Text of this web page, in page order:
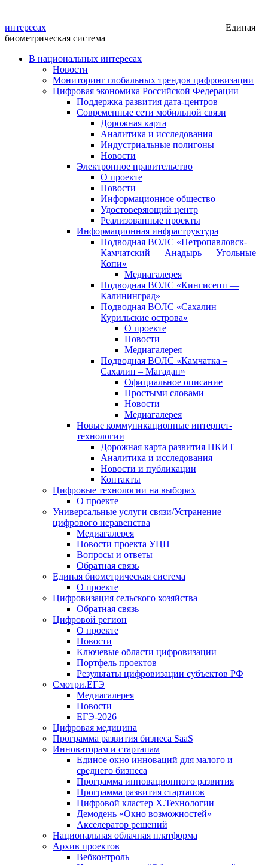
интересах
Единая
биометрическая система
В национальных интересах
Новости
Мониторинг глобальных трендов цифровизации
Цифровая экономика Российской Федерации
Поддержка развития дата-центров
Современные сети мобильной связи
Дорожная карта
Аналитика и исследования
Индустриальные полигоны
Новости
Электронное правительство
О проекте
Новости
Информационное общество
Удостоверяющий центр
Реализованные проекты
Информационная инфраструктура
Подводная ВОЛС «Петропавловск-
Камчатский — Анадырь — Угольные
Копи»
Медиагалерея
Подводная ВОЛС «Кингисепп —
Калининград»
Подводная ВОЛС «Сахалин –
Курильские острова»
О проекте
Новости
Медиагалерея
Подводная ВОЛС «Камчатка –
Сахалин – Магадан»
Официальное описание
Простыми словами
Новости
Медиагалерея
Новые коммуникационные интернет-
технологии
Дорожная карта развития НКИТ
Аналитика и исследования
Новости и публикации
Контакты
Цифровые технологии на выборах
О проекте
Универсальные услуги связи/Устранение
цифрового неравенства
Медиагалерея
Новости проекта УЦН
Вопросы и ответы
Обратная связь
Единая биометрическая система
О проекте
Цифровизация сельского хозяйства
Обратная связь
Цифровой регион
О проекте
Новости
Ключевые области цифровизации
Портфель проектов
Результаты цифровизации субъектов РФ
Смотри.ЕГЭ
Медиагалерея
Новости
ЕГЭ-2026
Цифровая медицина
Программа развития бизнеса SaaS
Инноваторам и стартапам
Единое окно инноваций для малого и
среднего бизнеса
Программа инновационного развития
Программа развития стартапов
Цифровой кластер X.Технологии
Демодень «Окно возможностей»
Акселератор решений
Национальная облачная платформа
Архив проектов
Вебконтроль